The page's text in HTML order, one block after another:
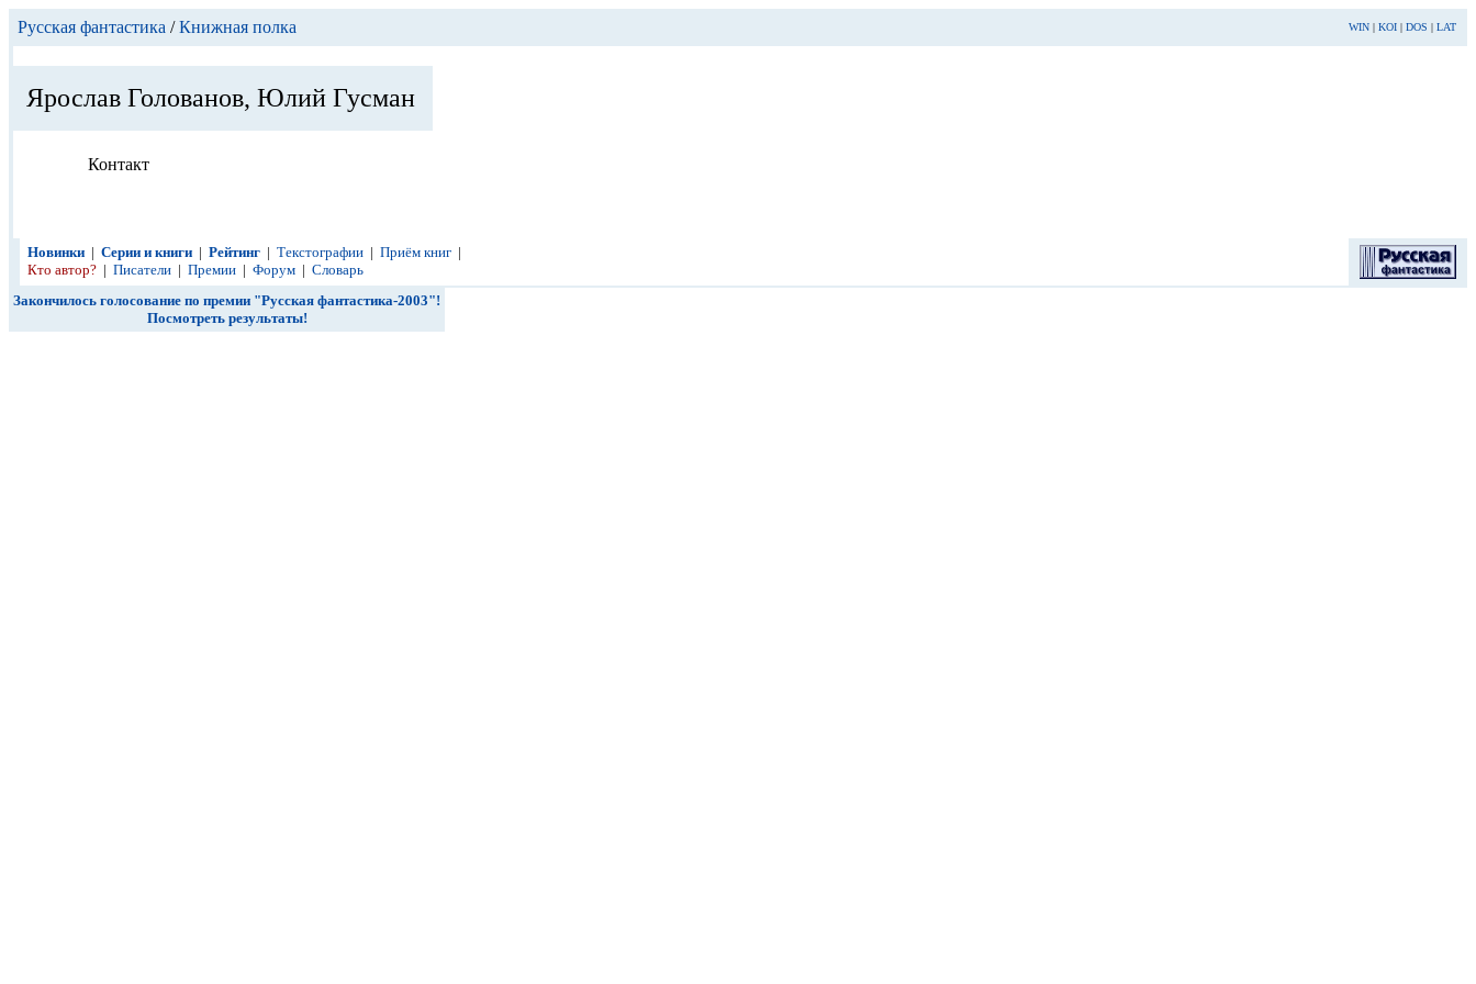
Русская фантастика /Книжная полка WIN | KOI | DOS | LAT
Ярослав Голованов, Юлий Гусман
Контакт
Новинки | Серии и книги | Рейтинг | Текстографии | Приём книг |
Кто автор? | Писатели | Премии | Форум | Словарь
Закончилось голосование по премии "Русская фантастика-2003"!
Посмотреть результаты!